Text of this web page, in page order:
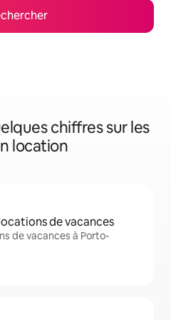
chiffres sur les
location
de vacances
de vacances à Porto-